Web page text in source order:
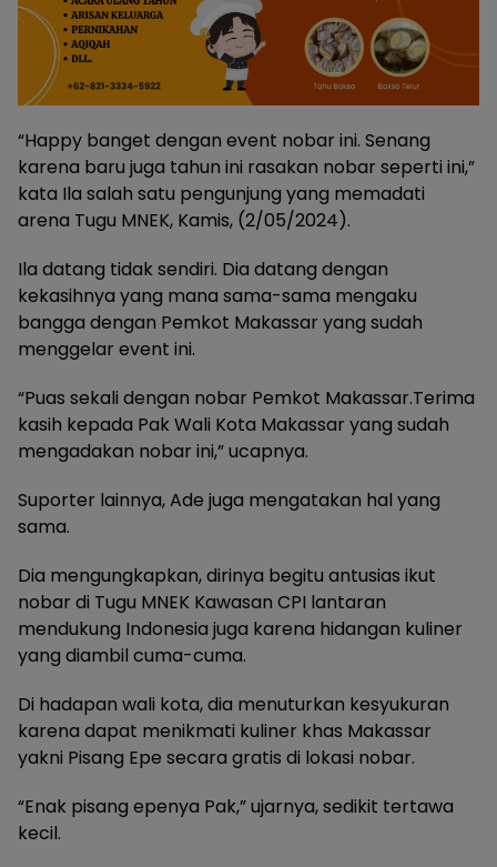
“Happy banget dengan event nobar ini. Senang
karena baru juga tahun ini rasakan nobar seperti ini,”
kata Ila salah satu pengunjung yang memadati
arena Tugu MNEK, Kamis, (2/05/2024).
Ila datang tidak sendiri. Dia datang dengan
kekasihnya yang mana sama-sama mengaku
bangga dengan Pemkot Makassar yang sudah
menggelar event ini.
“Puas sekali dengan nobar Pemkot Makassar.Terima
kasih kepada Pak Wali Kota Makassar yang sudah
mengadakan nobar ini,” ucapnya.
Suporter lainnya, Ade juga mengatakan hal yang
sama.
Dia mengungkapkan, dirinya begitu antusias ikut
nobar di Tugu MNEK Kawasan CPI lantaran
mendukung Indonesia juga karena hidangan kuliner
yang diambil cuma-cuma.
Di hadapan wali kota, dia menuturkan kesyukuran
karena dapat menikmati kuliner khas Makassar
yakni Pisang Epe secara gratis di lokasi nobar.
“Enak pisang epenya Pak,” ujarnya, sedikit tertawa
kecil.